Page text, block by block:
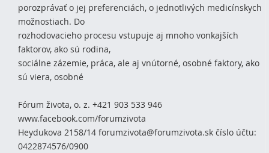
porozprávať o jej preferenciách, o jednotlivých medicínskych
možnostiach. Do
rozhodovacieho procesu vstupuje aj mnoho vonkajších
faktorov, ako sú rodina,
sociálne zázemie, práca, ale aj vnútorné, osobné faktory, ako
sú viera, osobné
Fórum života, o. z. +421 903 533 946
www.facebook.com/forumzivota
Heydukova 2158/14 forumzivota@forumzivota.sk číslo účtu:
0422874576/0900